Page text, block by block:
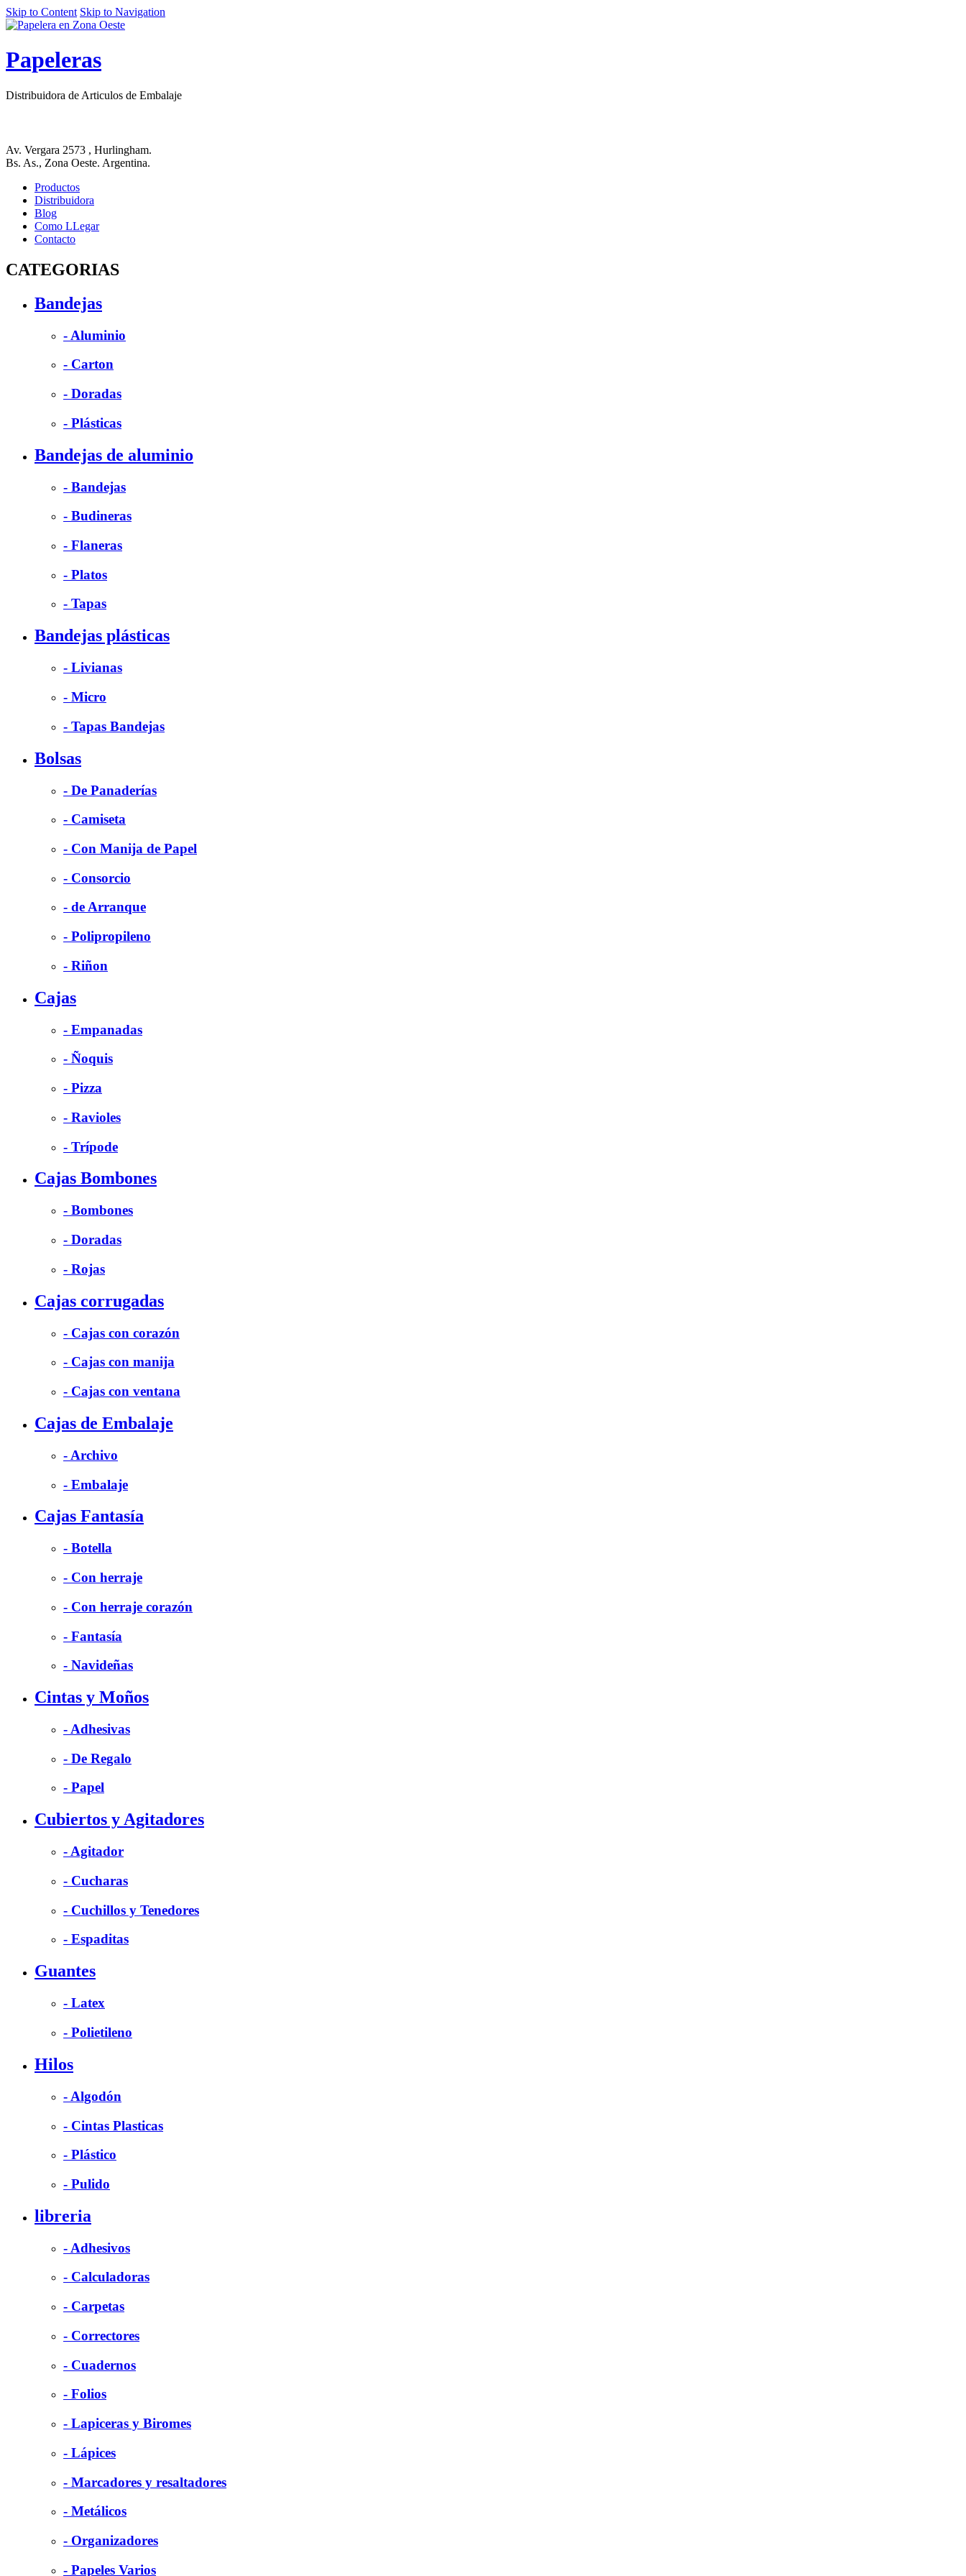
Skip to Content Skip to Navigation
Papeleras
Distribuidora de Articulos de Embalaje
Av. Vergara 2573 , Hurlingham.
Bs. As., Zona Oeste. Argentina.
Productos
Distribuidora
Blog
Como LLegar
Contacto
CATEGORIAS
Bandejas
- Aluminio
- Carton
- Doradas
- Plásticas
Bandejas de aluminio
- Bandejas
- Budineras
- Flaneras
- Platos
- Tapas
Bandejas plásticas
- Livianas
- Micro
- Tapas Bandejas
Bolsas
- De Panaderías
- Camiseta
- Con Manija de Papel
- Consorcio
- de Arranque
- Polipropileno
- Riñon
Cajas
- Empanadas
- Ñoquis
- Pizza
- Ravioles
- Trípode
Cajas Bombones
- Bombones
- Doradas
- Rojas
Cajas corrugadas
- Cajas con corazón
- Cajas con manija
- Cajas con ventana
Cajas de Embalaje
- Archivo
- Embalaje
Cajas Fantasía
- Botella
- Con herraje
- Con herraje corazón
- Fantasía
- Navideñas
Cintas y Moños
- Adhesivas
- De Regalo
- Papel
Cubiertos y Agitadores
- Agitador
- Cucharas
- Cuchillos y Tenedores
- Espaditas
Guantes
- Latex
- Polietileno
Hilos
- Algodón
- Cintas Plasticas
- Plástico
- Pulido
libreria
- Adhesivos
- Calculadoras
- Carpetas
- Correctores
- Cuadernos
- Folios
- Lapiceras y Biromes
- Lápices
- Marcadores y resaltadores
- Metálicos
- Organizadores
- Papeles Varios